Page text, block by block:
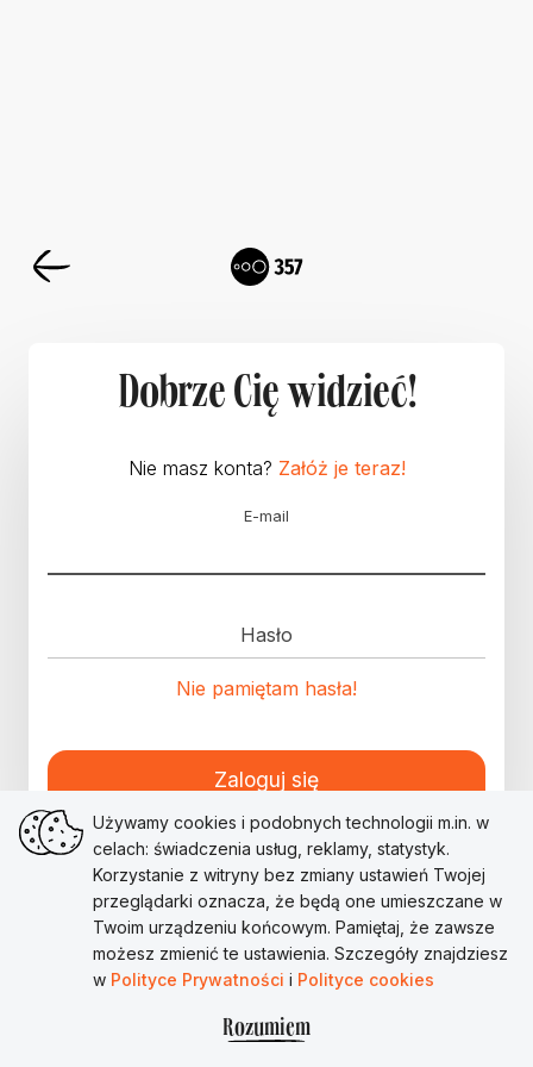
Dobrze Cię widzieć!
Nie masz konta? Załóż je teraz!
E-mail
Hasło
Nie pamiętam hasła!
Zaloguj się
Używamy cookies i podobnych technologii m.in. w
celach: świadczenia usług, reklamy, statystyk.
Korzystanie z witryny bez zmiany ustawień Twojej
przeglądarki oznacza, że będą one umieszczane w
Twoim urządzeniu końcowym. Pamiętaj, że zawsze
możesz zmienić te ustawienia. Szczegóły znajdziesz
w Polityce Prywatności i Polityce cookies
Rozumiem